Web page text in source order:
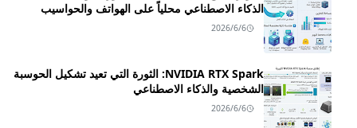
الذكاء الاصطناعي محلياً على الهواتف والحواسيب
2026/6/6
NVIDIA RTX Spark: الثورة التي تعيد تشكيل الحوسبة
الشخصية والذكاء الاصطناعي
2026/6/6